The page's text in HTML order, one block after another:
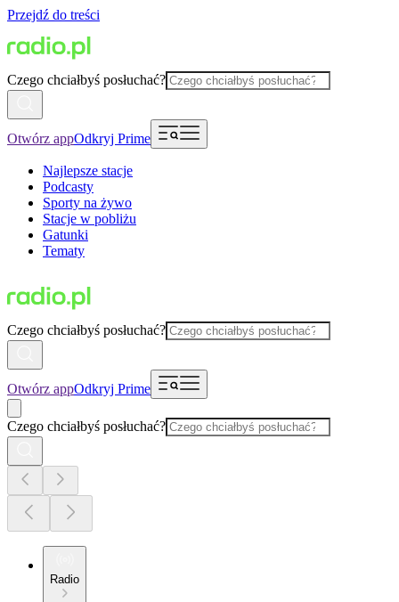
Przejdź do treści
Czego chciałbyś posłuchać?
Otwórz appOdkryj Prime
Najlepsze stacje
Podcasty
Sporty na żywo
Stacje w pobliżu
Gatunki
Tematy
Czego chciałbyś posłuchać?
Otwórz appOdkryj Prime
Czego chciałbyś posłuchać?
Radio